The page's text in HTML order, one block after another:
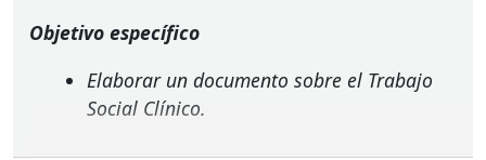
Objetivo específico
Elaborar un documento sobre el Trabajo
Social Clínico.